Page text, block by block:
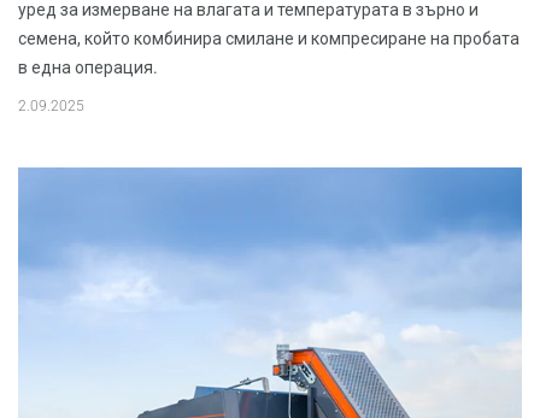
уред за измерване на влагата и температурата в зърно и
семена, който комбинира смилане и компресиране на пробата
в една операция.
2.09.2025